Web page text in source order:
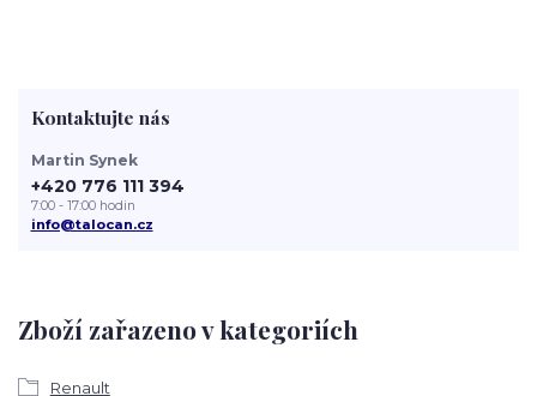
Zboží zařazeno v kategoriích
Renault
Kontaktujte nás
Martin Synek
+420 776 111 394
7:00 - 17:00 hodin
info@talocan.cz